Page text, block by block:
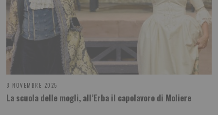
8 NOVEMBRE 2025
La scuola delle mogli, all’Erba il capolavoro di Moliere